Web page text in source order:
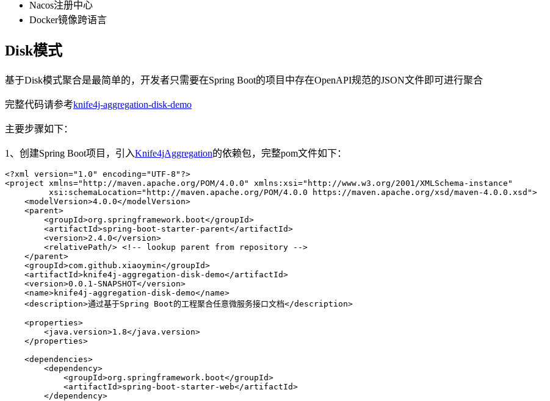
Nacos注册中心
Docker镜像跨语言
Disk模式
基于Disk模式聚合是最简单的，开发者只需要在Spring Boot的项目中存在OpenAPI规范的JSON文件即可进行聚合
完整代码请参考knife4j-aggregation-disk-demo
主要步骤如下：
1、创建Spring Boot项目，引入Knife4jAggregation的依赖包，完整pom文件如下：
<?xml version=" 1.0 " encoding=" UTF-8 " ?>
<project xmlns=" http://maven.apache.org/POM/4.0.0 " xmlns : xsi =" http://www.w3.org/2001/XMLSchema-instance "
         xsi
: schemaLocation=" http://maven.apache.org/POM/4.0.0 https://maven.apache.org/xsd/maven-4.0.0.xsd ">
    <
modelVersion>4.0.0</modelVersion>
    <
parent>
        <
groupId>org.springframework.boot</groupId>
        <
artifactId>spring-boot-starter-parent</artifactId>
        <
version>2.4.0</version>
        <
relativePath /> <!-- lookup parent from repository -->
    </
parent>
    <
groupId>com.github.xiaoymin</groupId>
    <
artifactId>knife4j-aggregation-disk-demo</artifactId>
    <
version>0.0.1-SNAPSHOT</version>
    <
name>knife4j-aggregation-disk-demo</name>
    <
description>通过基于Spring Boot的工程聚合任意微服务接口文档</description>
    <
properties>
        <
java.version>1.8</java.version>
    </
properties>
    <
dependencies>
        <
dependency>
            <
groupId>org.springframework.boot</groupId>
            <
artifactId>spring-boot-starter-web</artifactId>
        </
dependency>